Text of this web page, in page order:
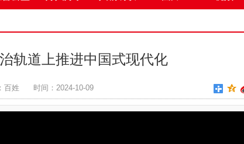
轨道上推进中国式现代化
百姓 时间：2024-10-09